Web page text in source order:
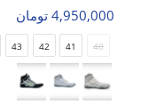
4,950,000 تومان
40
41
42
43